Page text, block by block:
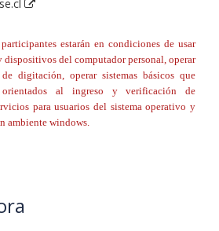
estarán en condiciones de usar
dispositivos del computador personal, operar
digitación, operar sistemas básicos que
orientados al ingreso y verificación de
para usuarios del sistema operativo y
ambiente windows.